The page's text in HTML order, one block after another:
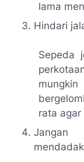
lama
Hindari
Sepeda
rata
Jangan
mendadak